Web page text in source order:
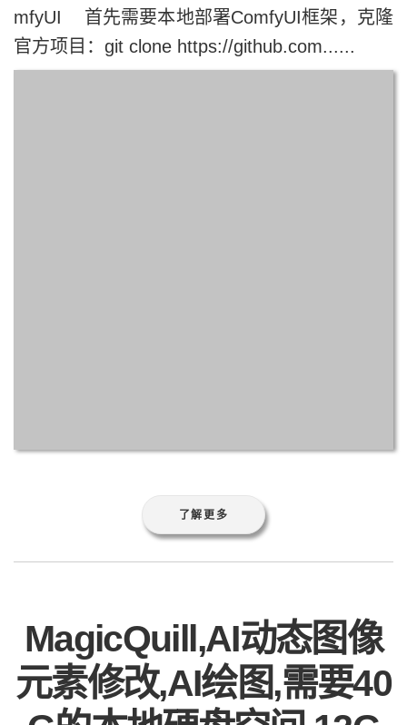
mfyUI 首先需要本地部署ComfyUI框架，克隆
官方项目：git clone https://github.com......
了解更多
MagicQuill,AI动态图像
元素修改,AI绘图,需要40